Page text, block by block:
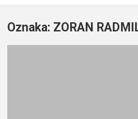
Oznaka: ZORAN